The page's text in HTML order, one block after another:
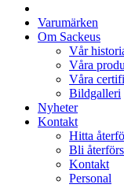
Close
Menu
Varumärken
Om Sackeus
Vår
Våra
Våra
Bildgalleri
Nyheter
Kontakt
Hitta
Bli
Kontakt
Personal